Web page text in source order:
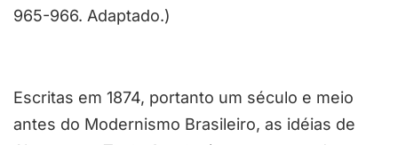
965-966. Adaptado.)
Escritas em 1874, portanto um século e meio
antes do Modernismo Brasileiro, as idéias de